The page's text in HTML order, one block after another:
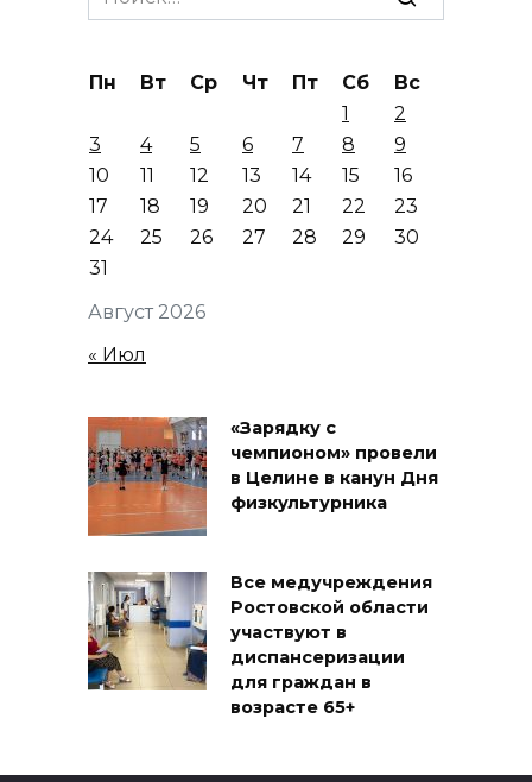
for:
Август 2026
Пн Вт Ср Чт Пт Сб
Вс
1
2
3
4 5 6 7 8
9
10
11 12 13 14 15
16
17
18 19 20 21 22
23
24
25 26 27 28 29
30
31
« Июл
«Зарядку с
чемпионом» провели
в Целине в канун Дня
физкультурника
Все медучреждения
Ростовской области
участвуют в
диспансеризации
для граждан в
возрасте 65+